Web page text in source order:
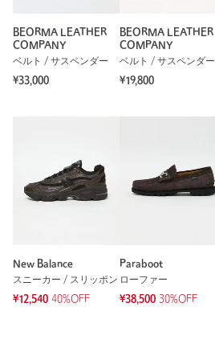
BEORMA LEATHER
COMPANY
ベルト / サスペンダー
¥33,000
BEORMA LEATHER
COMPANY
ベルト / サスペンダー
¥19,800
New Balance
スニーカー / スリッポン
¥12,540 40%OFF
Paraboot
ローファー
¥38,500 30%OFF